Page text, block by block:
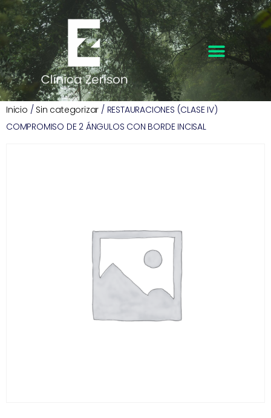
Inicio / Sin categorizar / RESTAURACIONES (CLASE IV)
COMPROMISO DE 2 ÁNGULOS CON BORDE INCISAL